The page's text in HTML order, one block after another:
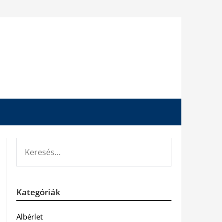
Kategóriák
Albérlet